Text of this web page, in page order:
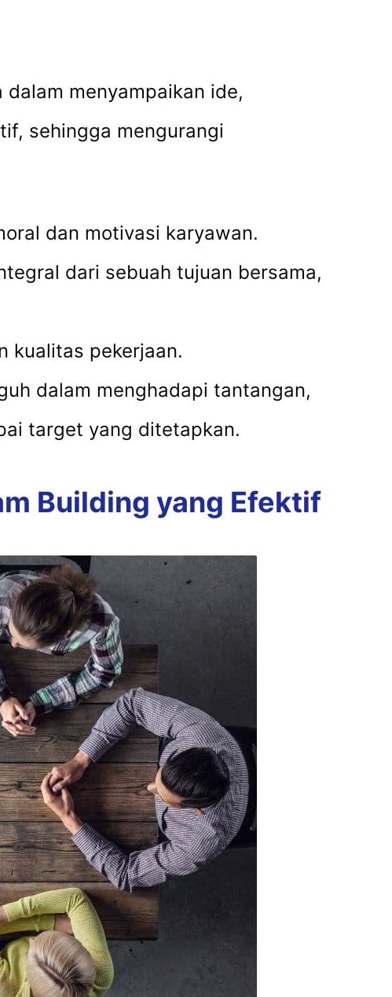
menyampaikan ide,
sehingga mengurangi
dan motivasi karyawan.
dari sebuah tujuan bersama,
kualitas pekerjaan.
dalam menghadapi tantangan,
target yang ditetapkan.
Building yang Efektif